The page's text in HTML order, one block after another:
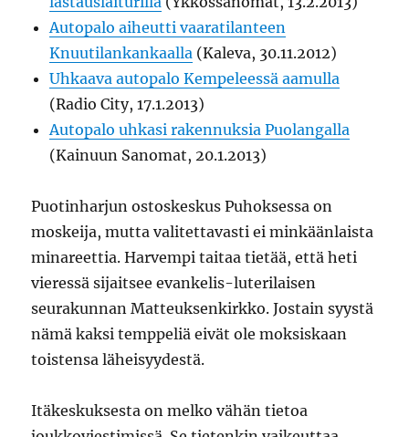
Autopalo aiheutti vaaratilanteen
Knuutilankankaalla (Kaleva, 30.11.2012)
Uhkaava autopalo Kempeleessä aamulla
(Radio City, 17.1.2013)
Autopalo uhkasi rakennuksia Puolangalla
(Kainuun Sanomat, 20.1.2013)
Puotinharjun ostoskeskus Puhoksessa on
moskeija, mutta valitettavasti ei minkäänlaista
minareettia. Harvempi taitaa tietää, että heti
vieressä sijaitsee evankelis-luterilaisen
seurakunnan Matteuksenkirkko. Jostain syystä
nämä kaksi temppeliä eivät ole moksiskaan
toistensa läheisyydestä.
Itäkeskuksesta on melko vähän tietoa